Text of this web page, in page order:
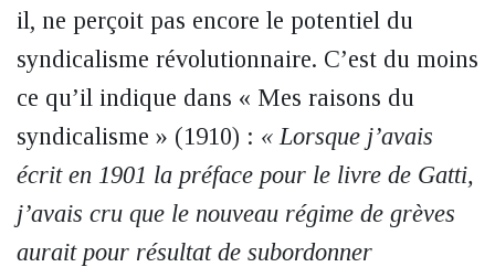
il, ne perçoit pas encore le potentiel du
syndicalisme révolutionnaire. C’est du moins
ce qu’il indique dans « Mes raisons du
syndicalisme » (1910) : « Lorsque j’avais
écrit en 1901 la préface pour le livre de Gatti,
j’avais cru que le nouveau régime de grèves
aurait pour résultat de subordonner